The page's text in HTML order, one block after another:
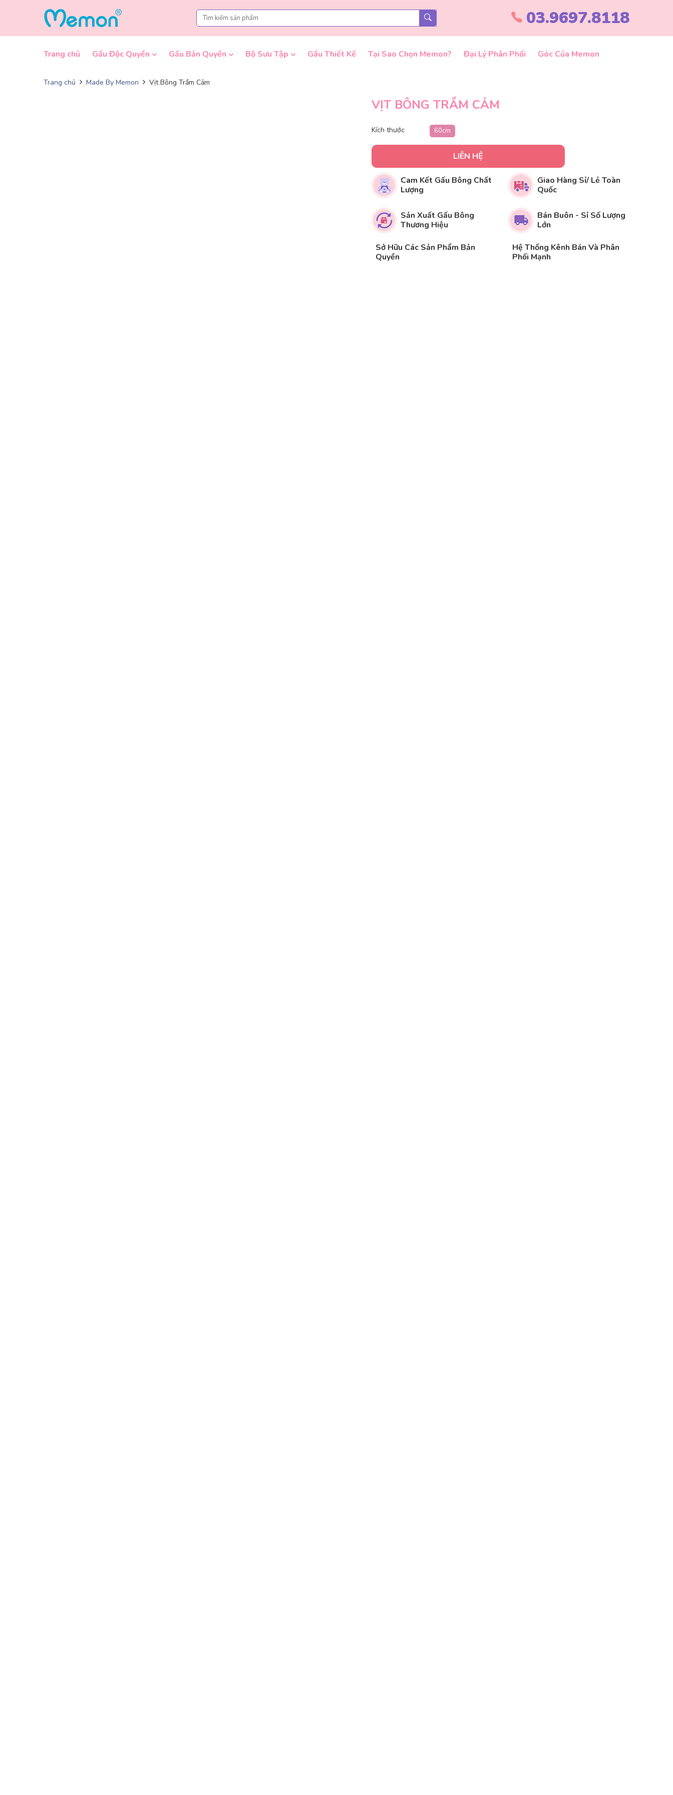
03.9697.8118
Trang chủ Gấu Độc Quyền Gấu Bản Quyền Bộ Sưu Tập Gấu Thiết Kế Tại Sao Chọn Memon? Đại Lý Phân Phối Góc Của Memon
Trang chủ Made By Memon Vịt Bông Trầm Cảm
VỊT BÔNG TRẦM CẢM
Kích thước 60cm
LIÊN HỆ
Cam Kết Gấu Bông Chất
Lượng
Giao Hàng Sỉ/ Lẻ Toàn
Quốc
Sản Xuất Gấu Bông
Thương Hiệu
Bán Buôn - Sỉ Số Lượng
Lớn
Sở Hữu Các Sản Phẩm Bản
Quyền
Hệ Thống Kênh Bán Và Phân
Phối Mạnh